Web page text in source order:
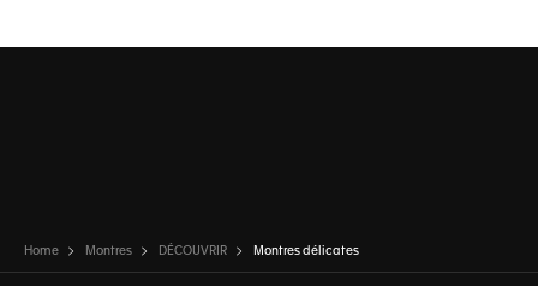
Home Montres DÉCOUVRIR Montres délicates